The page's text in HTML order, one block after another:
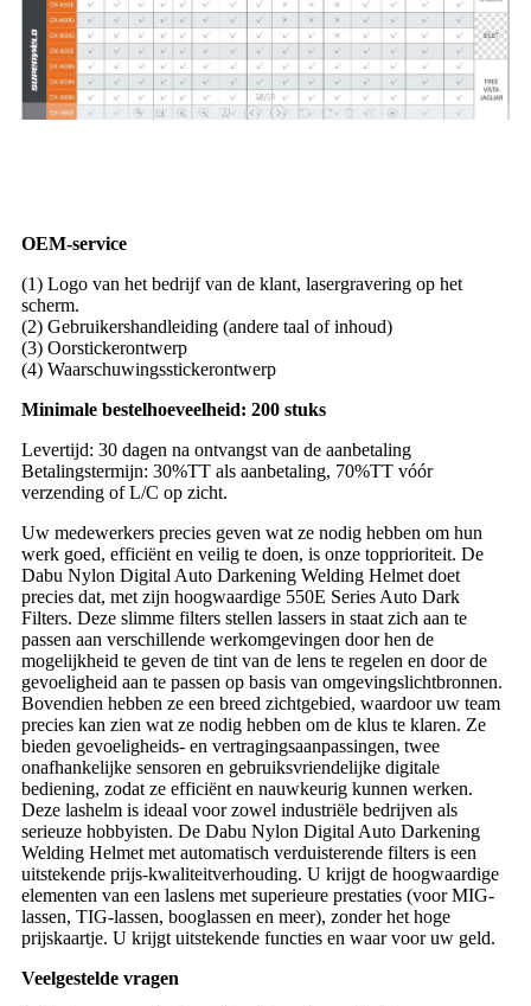
OEM-service
(1) Logo van het bedrijf van de klant, lasergravering op het
scherm.
(2) Gebruikershandleiding (andere taal of inhoud)
(3) Oorstickerontwerp
(4) Waarschuwingsstickerontwerp
Minimale bestelhoeveelheid: 200 stuks
Levertijd: 30 dagen na ontvangst van de aanbetaling
Betalingstermijn: 30%TT als aanbetaling, 70%TT vóór
verzending of L/C op zicht.
Uw medewerkers precies geven wat ze nodig hebben om hun
werk goed, efficiënt en veilig te doen, is onze topprioriteit. De
Dabu Nylon Digital Auto Darkening Welding Helmet doet
precies dat, met zijn hoogwaardige 550E Series Auto Dark
Filters. Deze slimme filters stellen lassers in staat zich aan te
passen aan verschillende werkomgevingen door hen de
mogelijkheid te geven de tint van de lens te regelen en door de
gevoeligheid aan te passen op basis van omgevingslichtbronnen.
Bovendien hebben ze een breed zichtgebied, waardoor uw team
precies kan zien wat ze nodig hebben om de klus te klaren. Ze
bieden gevoeligheids- en vertragingsaanpassingen, twee
onafhankelijke sensoren en gebruiksvriendelijke digitale
bediening, zodat ze efficiënt en nauwkeurig kunnen werken.
Deze lashelm is ideaal voor zowel industriële bedrijven als
serieuze hobbyisten. De Dabu Nylon Digital Auto Darkening
Welding Helmet met automatisch verduisterende filters is een
uitstekende prijs-kwaliteitverhouding. U krijgt de hoogwaardige
elementen van een laslens met superieure prestaties (voor MIG-
lassen, TIG-lassen, booglassen en meer), zonder het hoge
prijskaartje. U krijgt uitstekende functies en waar voor uw geld.
Veelgestelde vragen